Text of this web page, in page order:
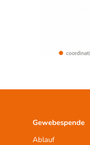
Gewebespende
Ablauf